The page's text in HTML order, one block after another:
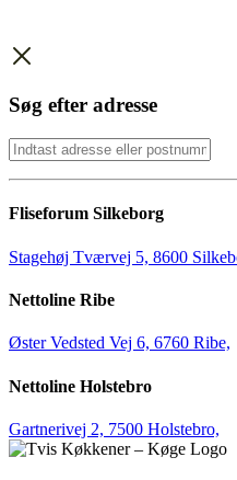
Søg efter adresse
Fliseforum Silkeborg
Stagehøj Tværvej 5, 8600
Nettoline Ribe
Øster Vedsted Vej 6, 6760 Ribe,
Nettoline Holstebro
Gartnerivej 2, 7500 Holstebro,